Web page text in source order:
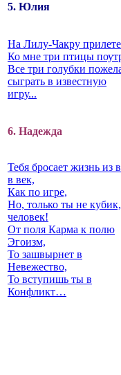
5. Юлия
На Лилу-Чакру
Ко мне три птицы
Все три голубки
сыграть в известную
игру...
6. Надежда
Тебя бросает жизнь из
в век,
Как по игре,
Но, только ты не
человек!
От поля Карма к полю
Эгоизм,
То зашвырнет в
Невежество,
То вступишь ты в
Конфликт…